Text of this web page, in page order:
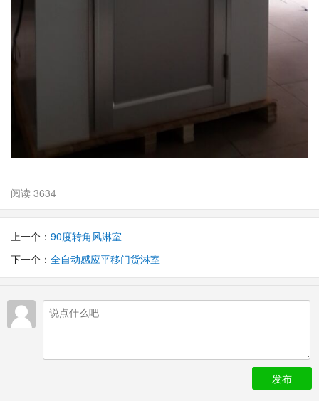
阅读 3634
上一个： 90度转角风淋室
下一个： 全自动感应平移门货淋室
发布